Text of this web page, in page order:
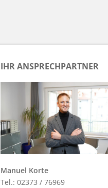
IHR ANSPRECHPARTNER
Manuel Korte
Tel.: 02373 / 76969